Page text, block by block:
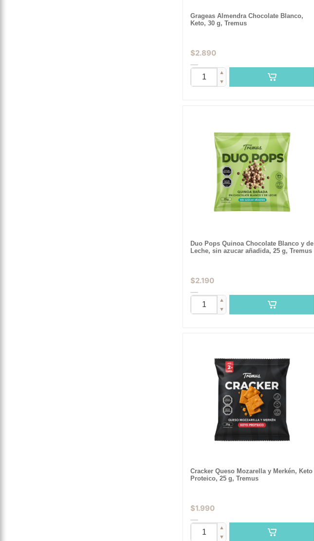
Grageas Almendra Chocolate Blanco,
Keto, 30 g, Tremus
$2.890
▲
▼
Duo Pops Quinoa Chocolate Blanco y de
Leche, sin azucar añadida, 25 g, Tremus
$2.190
▲
▼
Cracker Queso Mozarella y Merkén, Keto
Proteico, 25 g, Tremus
$1.990
▲
▼